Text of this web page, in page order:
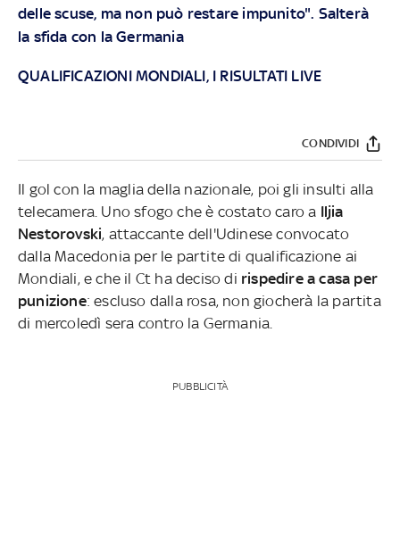
delle scuse, ma non può restare impunito". Salterà
la sfida con la Germania
QUALIFICAZIONI MONDIALI, I RISULTATI LIVE
CONDIVIDI
Il gol con la maglia della nazionale, poi gli insulti alla
telecamera. Uno sfogo che è costato caro a Iljia
Nestorovski, attaccante dell'Udinese convocato
dalla Macedonia per le partite di qualificazione ai
Mondiali, e che il Ct ha deciso di rispedire a casa per
punizione: escluso dalla rosa, non giocherà la partita
di mercoledì sera contro la Germania.
PUBBLICITÀ